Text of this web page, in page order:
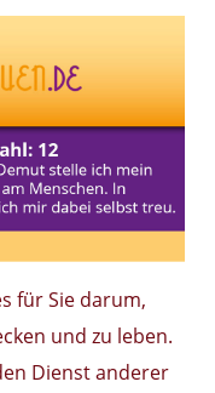
für Sie darum,
und zu leben.
Dienst anderer